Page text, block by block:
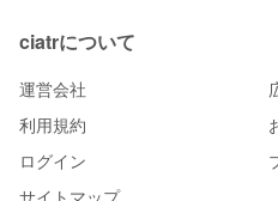
ciatrについて
運営会社
利用規約
ログイン